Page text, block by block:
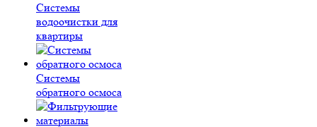
Системы
водоочистки для
квартиры
Системы
обратного осмоса